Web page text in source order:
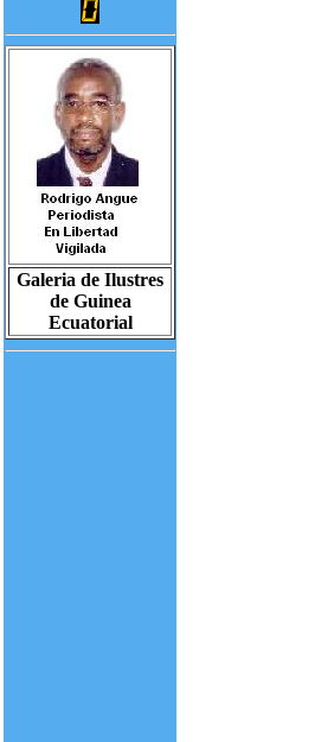
Galeria de Ilustres
de Guinea
Ecuatorial